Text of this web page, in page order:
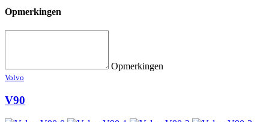
Opmerkingen
Opmerkingen
Volvo
V90